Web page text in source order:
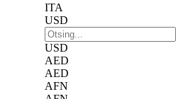
ITA
USD
USD
AED
AED
AFN